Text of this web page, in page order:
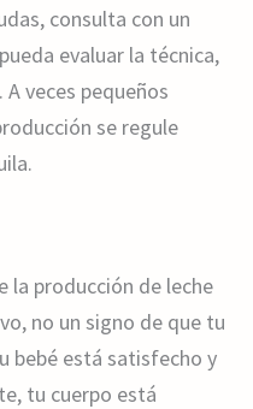
consulta con un
evaluar la técnica,
veces pequeños
se regule
la producción de leche
no un signo de que tu
bebé está satisfecho y
tu cuerpo está